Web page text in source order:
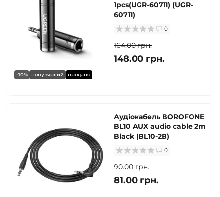
-10% популярний продано
1pcs(UGR-60711) (UGR-
60711)
0
164.00 грн.
148.00 грн.
Аудіокабель BOROFONE
BL10 AUX audio cable 2m
Black (BL10-2B)
0
90.00 грн.
81.00 грн.